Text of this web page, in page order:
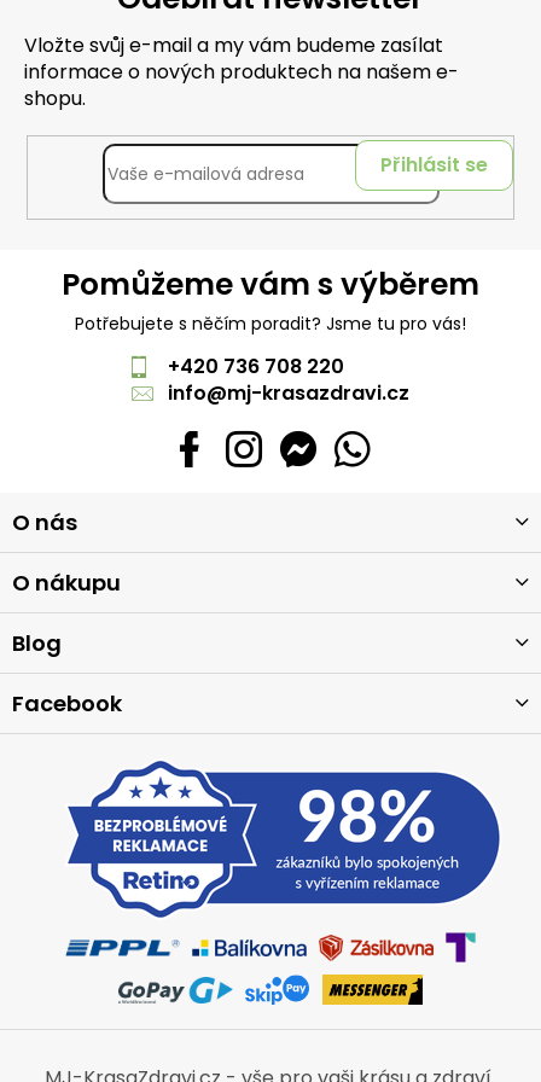
Vložte svůj e-mail a my vám budeme zasílat
informace o nových produktech na našem e-
shopu.
Přihlásit se
Pomůžeme vám s výběrem
Potřebujete s něčím poradit? Jsme tu pro vás!
+420 736 708 220
info@mj-krasazdravi.cz
á
p
a
t
O nás
O nákupu
Blog
Facebook